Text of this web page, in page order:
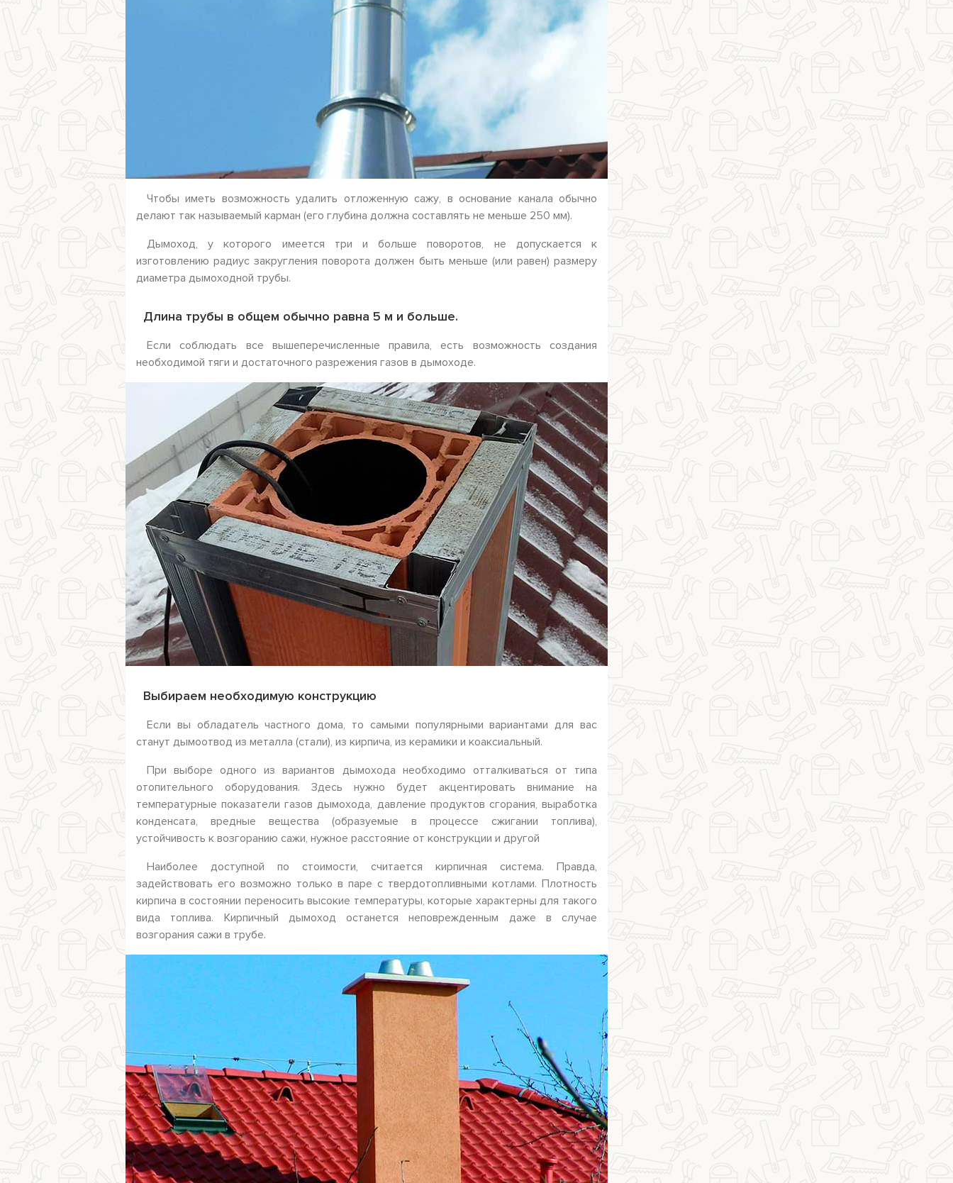
Чтобы иметь возможность удалить отложенную сажу, в основание канала обычно
делают так называемый карман (его глубина должна составлять не меньше 250 мм).
Дымоход, у которого имеется три и больше поворотов, не допускается к
изготовлению радиус закругления поворота должен быть меньше (или равен) размеру
диаметра дымоходной трубы.
Длина трубы в общем обычно равна 5 м и больше.
Если соблюдать все вышеперечисленные правила, есть возможность создания
необходимой тяги и достаточного разрежения газов в дымоходе.
Выбираем необходимую конструкцию
Если вы обладатель частного дома, то самыми популярными вариантами для вас
станут дымоотвод из металла (стали), из кирпича, из керамики и коаксиальный.
При выборе одного из вариантов дымохода необходимо отталкиваться от типа
отопительного оборудования. Здесь нужно будет акцентировать внимание на
температурные показатели газов дымохода, давление продуктов сгорания, выработка
конденсата, вредные вещества (образуемые в процессе сжигании топлива),
устойчивость к возгоранию сажи, нужное расстояние от конструкции и другой
Наиболее доступной по стоимости, считается кирпичная система. Правда,
задействовать его возможно только в паре с твердотопливными котлами. Плотность
кирпича в состоянии переносить высокие температуры, которые характерны для такого
вида топлива. Кирпичный дымоход останется неповрежденным даже в случае
возгорания сажи в трубе.